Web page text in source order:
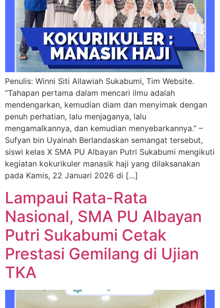
Penulis: Winni Siti Allawiah Sukabumi, Tim Website.
“Tahapan pertama dalam mencari ilmu adalah
mendengarkan, kemudian diam dan menyimak dengan
penuh perhatian, lalu menjaganya, lalu
mengamalkannya, dan kemudian menyebarkannya.” –
Sufyan bin Uyainah Berlandaskan semangat tersebut,
siswi kelas X SMA PU Albayan Putri Sukabumi mengikuti
kegiatan kokurikuler manasik haji yang dilaksanakan
pada Kamis, 22 Januari 2026 di […]
Lampaui Rata-Rata
Nasional, SMA PU Albayan
Putri Sukabumi Cetak
Prestasi Gemilang di Ujian
TKA